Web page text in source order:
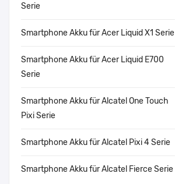
Serie
Smartphone Akku für Acer Liquid X1 Serie
Smartphone Akku für Acer Liquid E700
Serie
Smartphone Akku für Alcatel One Touch
Pixi Serie
Smartphone Akku für Alcatel Pixi 4 Serie
Smartphone Akku für Alcatel Fierce Serie